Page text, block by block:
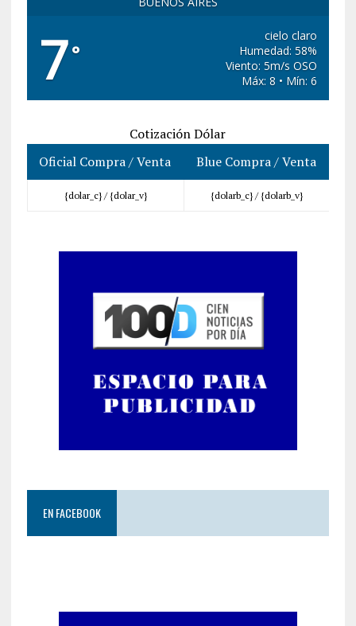
7°
cielo claro
Humedad: 58%
Viento: 5m/s OSO
Máx: 8 • Mín: 6
Cotización Dólar
Oficial Compra / Venta
Blue Compra / Venta
{dolar_c} / {dolar_v} {dolarb_c} / {dolarb_v}
EN FACEBOOK